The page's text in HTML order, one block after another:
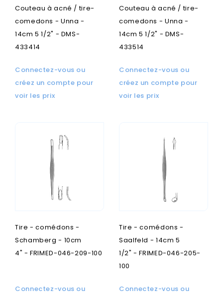
Couteau à acné / tire-
comedons - Unna -
14cm 5 1/2" - DMS-
433414
Connectez-vous ou
créez un compte pour
voir les prix
Couteau à acné / tire-
comedons - Unna -
14cm 5 1/2" - DMS-
433514
Connectez-vous ou
créez un compte pour
voir les prix
Tire - comédons -
Schamberg - 10cm
4" - FRIMED-046-209-100
Connectez-vous ou
Tire - comédons -
Saalfeld - 14cm 5
1/2" - FRIMED-046-205-
100
Connectez-vous ou